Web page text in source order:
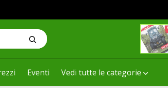
Eventi Vedi tutte le categorie